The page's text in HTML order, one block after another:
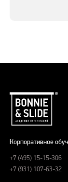
Корпоративное
+7 (495) 15-15-306
+7 (931) 107-63-32